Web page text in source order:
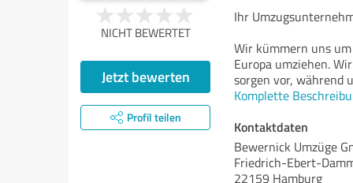
NICHT BEWERTET
Jetzt bewerten
Profil teilen
Ihr
Wir kümmern uns
Europa umziehen.
sorgen vor, während
Komplette
Kontaktdaten
Bewernick Umzüge
Friedrich-Ebert-
22159 Hamburg